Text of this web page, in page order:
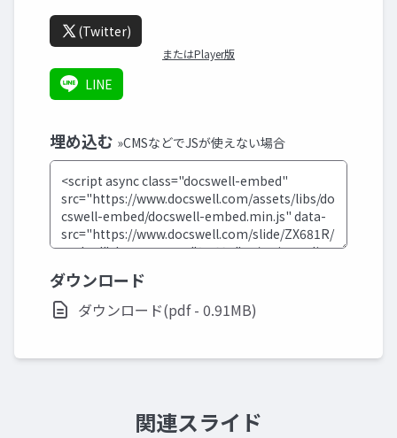
(Twitter)
またはPlayer版
LINE
埋め込む »CMSなどでJSが使えない場合
ダウンロード
ダウンロード(pdf - 0.91MB)
関連スライド